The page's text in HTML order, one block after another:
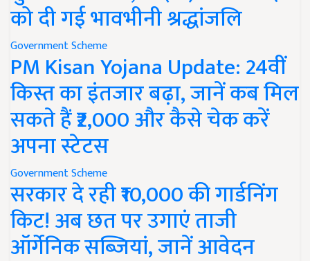
को दी गई भावभीनी श्रद्धांजलि
Government Scheme
PM Kisan Yojana Update: 24वीं
किस्त का इंतजार बढ़ा, जानें कब मिल
सकते हैं ₹2,000 और कैसे चेक करें
अपना स्टेटस
Government Scheme
सरकार दे रही ₹10,000 की गार्डनिंग
किट! अब छत पर उगाएं ताजी
ऑर्गेनिक सब्जियां, जानें आवेदन